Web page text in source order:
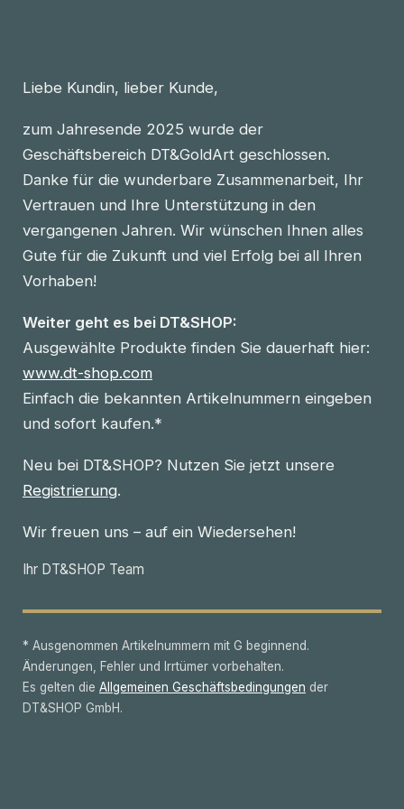
Liebe Kundin, lieber Kunde,
zum Jahresende 2025 wurde der
Geschäftsbereich DT&GoldArt geschlossen.
Danke für die wunderbare Zusammenarbeit, Ihr
Vertrauen und Ihre Unterstützung in den
vergangenen Jahren. Wir wünschen Ihnen alles
Gute für die Zukunft und viel Erfolg bei all Ihren
Vorhaben!
Weiter geht es bei DT&SHOP:
Ausgewählte Produkte finden Sie dauerhaft hier:
www.dt-shop.com
Einfach die bekannten Artikelnummern eingeben
und sofort kaufen.*
Neu bei DT&SHOP? Nutzen Sie jetzt unsere
Registrierung.
Wir freuen uns – auf ein Wiedersehen!
Ihr DT&SHOP Team
* Ausgenommen Artikelnummern mit G beginnend.
Änderungen, Fehler und Irrtümer vorbehalten.
Es gelten die Allgemeinen Geschäftsbedingungen der
DT&SHOP GmbH.